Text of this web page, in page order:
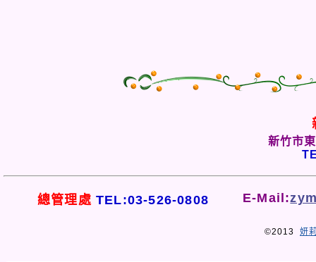
新竹市
總管理處 TEL:03-526-0808 E-Mail:
©2013 妍